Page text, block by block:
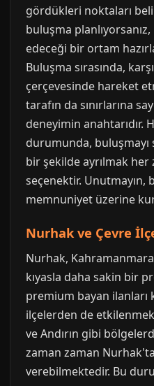
gördükleri noktaları
buluşma
edeceği bir ortam
Buluşma sırasında,
çerçevesinde hareket
tarafın da sınırlarına
deneyimin anahtarıdır.
durumunda, buluşmayı
bir şekilde ayrılmak
seçenektir. Unutmayın,
memnuniyet üzerine
Nurhak ve Çevre
Nurhak,
kıyasla daha sakin bir
premium bayan ilanları
ilçelerden de
ve Andırın gibi
zaman zaman
verebilmektedir. Bu